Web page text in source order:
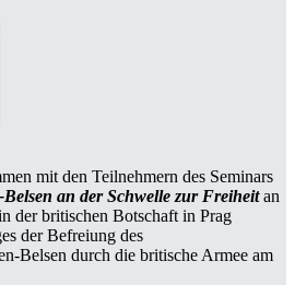
mit den Teilnehmern des Seminars
Belsen an der Schwelle zur Freiheitan
der britischen Botschaft in Prag
der Befreiung des
Belsen durch die britische Armee am